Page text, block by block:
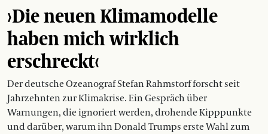
›Die neuen Klimamodelle
haben mich wirklich
erschreckt‹
Der deutsche Ozeanograf Stefan Rahmstorf forscht seit
Jahrzehnten zur Klimakrise. Ein Gespräch über
Warnungen, die ignoriert werden, drohende Kipppunkte
und darüber, warum ihn Donald Trumps erste Wahl zum